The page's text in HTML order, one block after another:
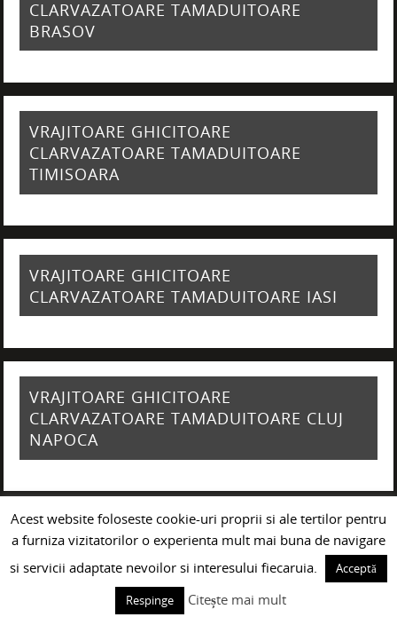
CLARVAZATOARE TAMADUITOARE
BRASOV
VRAJITOARE GHICITOARE
CLARVAZATOARE TAMADUITOARE
TIMISOARA
VRAJITOARE GHICITOARE
CLARVAZATOARE TAMADUITOARE IASI
VRAJITOARE GHICITOARE
CLARVAZATOARE TAMADUITOARE CLUJ
NAPOCA
VRAJITOARE GHICITOARE
CLARVAZATOARE TAMADUITOARE
GIURGIU
Acest website foloseste cookie-uri proprii si ale tertilor pentru
a furniza vizitatorilor o experienta mult mai buna de navigare
si servicii adaptate nevoilor si interesului fiecaruia.
Acceptă
Respinge
Citește mai mult